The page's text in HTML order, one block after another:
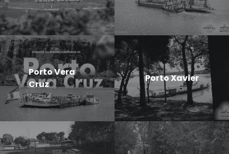
Porto Vera
Cruz
Porto Xavier